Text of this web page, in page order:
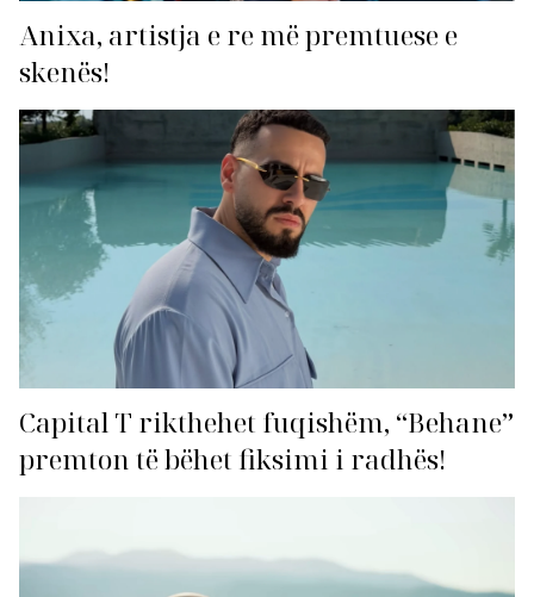
Anixa, artistja e re më premtuese e
skenës!
Capital T rikthehet fuqishëm, “Behane”
premton të bëhet fiksimi i radhës!